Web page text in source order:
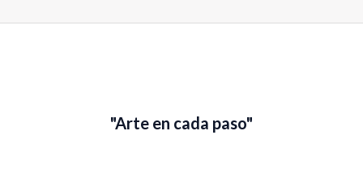
m
"Arte en cada paso"